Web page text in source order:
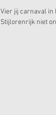
Vier jij carnaval in
Stijlorenrijk niet